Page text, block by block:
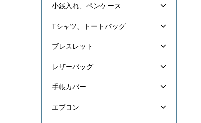
小銭入れ、ペンケース
Tシャツ、トートバッグ
ブレスレット
レザーバッグ
手帳カバー
エプロン